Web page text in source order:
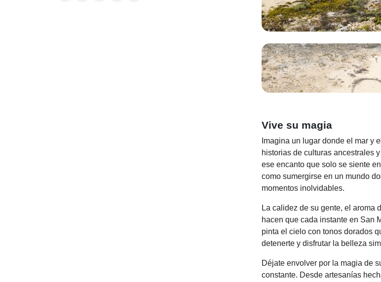
Vive su magia
Imagina un lugar donde el mar y
historias de culturas ancestrales
ese encanto que solo se siente
como sumergirse en un mundo
momentos inolvidables.
La calidez de su gente, el aroma
hacen que cada instante en San
pinta el cielo con tonos dorados
detenerte y disfrutar la belleza
Déjate envolver por la magia de
constante. Desde artesanías